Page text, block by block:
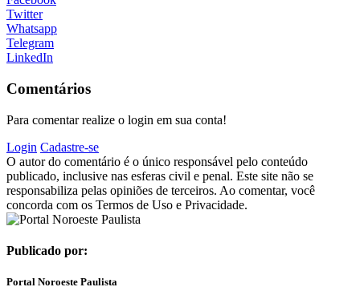
Twitter
Whatsapp
Telegram
LinkedIn
Comentários
Para comentar realize o login em sua conta!
Login Cadastre-se
O autor do comentário é o único responsável pelo conteúdo
publicado, inclusive nas esferas civil e penal. Este site não se
responsabiliza pelas opiniões de terceiros. Ao comentar, você
concorda com os Termos de Uso e Privacidade.
Publicado por:
Portal Noroeste Paulista